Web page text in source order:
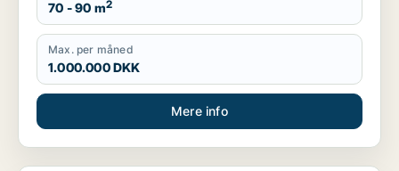
70 - 90 m2
Max. per måned
1.000.000 DKK
Mere info